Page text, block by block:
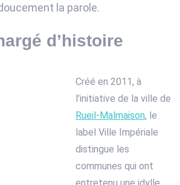
la parole.
d’histoire
Créé en 2011, à
l’initiative de la ville de
Rueil-Malmaison, le
label Ville Impériale
distingue les
communes qui ont